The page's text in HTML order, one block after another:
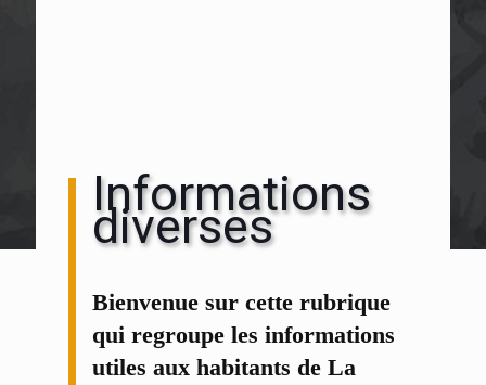
Informations
diverses
Bienvenue sur cette rubrique
qui regroupe les informations
utiles aux habitants de La